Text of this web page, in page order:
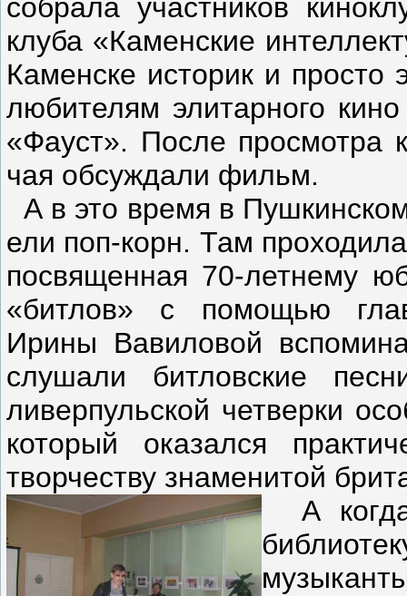
собрала участников
клуба «Каменские
Каменске историк и просто
любителям элитарного
«Фауст». После просмотра
чая обсуждали фильм.
А в это время в
ели поп-корн. Там
посвященная 70-летнему
«битлов» с помощью
Ирины Вавиловой
слушали битловские
ливерпульской четверки
который оказался
творчеству знаменитой
А